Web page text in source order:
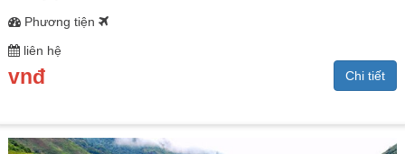
Phương tiện
liên hệ
vnđ Chi tiết